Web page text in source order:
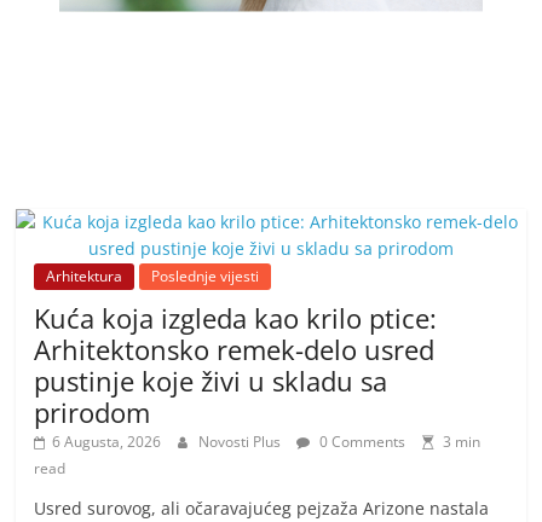
Arhitektura Poslednje vijesti
Kuća koja izgleda kao krilo ptice:
Arhitektonsko remek-delo usred
pustinje koje živi u skladu sa
prirodom
6 Augusta, 2026 Novosti Plus 0 Comments
3 min
read
Usred surovog, ali očaravajućeg pejzaža Arizone nastala